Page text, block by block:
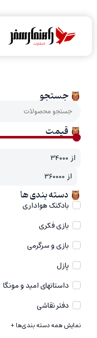
جستجو
قیمت
از
از
دسته بندی ها
بادکنک هواداری
بازی فکری
بازی و سرگرمی
پازل
داستانهای امید و مونگا
دفتر نقاشی
نمایش همه دسته بندی‌ها +